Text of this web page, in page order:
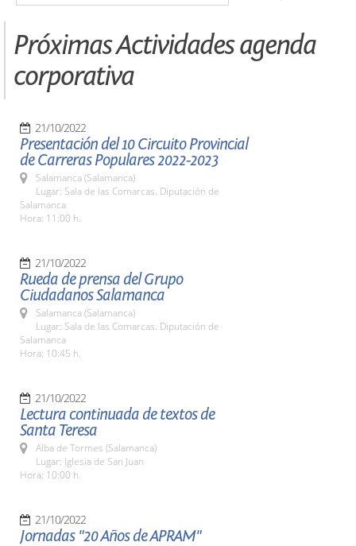
Próximas Actividades agenda
corporativa
21/10/2022
Presentación del 10 Circuito Provincial
de Carreras Populares 2022-2023
Salamanca (Salamanca)
Lugar: Sala de las Comarcas. Diputación de
Salamanca
Hora: 11:00 h.
21/10/2022
Rueda de prensa del Grupo
Ciudadanos Salamanca
Salamanca (Salamanca)
Lugar: Sala de las Comarcas. Diputación de
Salamanca
Hora: 10:45 h.
21/10/2022
Lectura continuada de textos de
Santa Teresa
Alba de Tormes (Salamanca)
Lugar: Iglesia de San Juan
Hora: 10:00 h.
21/10/2022
Jornadas "20 Años de APRAM"